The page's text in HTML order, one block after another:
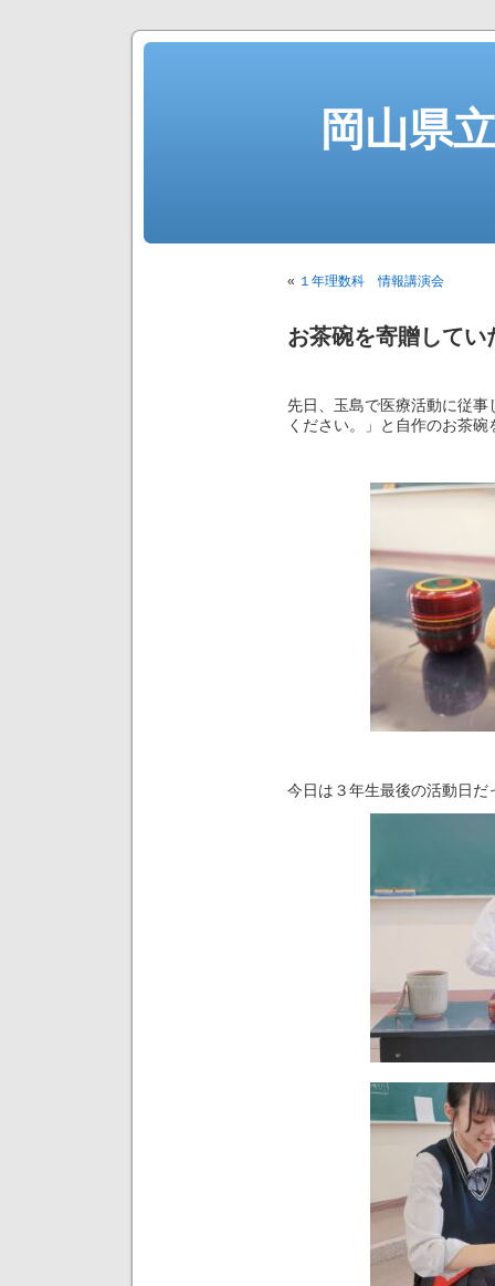
岡山県
« １年理数科 情報講演会
お茶碗を寄贈してい
先日、玉島で医療活動に従
ください。」と自作のお茶
今日は３年生最後の活動日